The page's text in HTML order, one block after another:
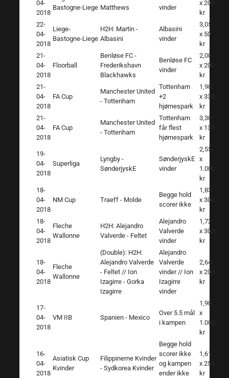
04-
2018
Bastogne-Liege Matthews
vinder
x 200
kr
22-
04-
2018
Liege-
Bastogne-Liege
H2H: Martin -
Albasini
Albasini
vinder
3,05
x 50
kr
21-
04-
2018
Floorball
Benløse FC -
Frederikshavn
Blackhawks
Benløse FC
vinder
2,00
x 200
kr
21-
04-
2018
FA Cup
Manchester United
- Tottenham
Tottenham
+2
hjørnespark
1,90
x 330
kr
21-
04-
2018
FA Cup
Manchester United
- Tottenham
Tottenham
får flest
hjørnespark
3,30
x 130
kr
19-
04-
2018
Superliga
Lyngby -
SønderjyskE
SønderjyskE
vinder
2,55
x
1.000
kr
18-
04-
2018
NM Cup Traeff - Molde
Begge hold
scorer ikke
1,83
x 300
kr
18-
04-
2018
Fleche
Wallonne
H2H: Alejandro
Valverde - Feltet
Alejandro
Valverde
vinder
1,72
x 300
kr
18-
04-
2018
Fleche
Wallonne
(Double): H2H:
Alejandro Valverde
- Feltet // Ion
Izagirre - Gorka
Izagirre
Alejandro
Valverde
vinder // Ion
Izagirre
vinder
2,64
x 200
kr
17-
04-
2018
VM IIB Spanien - Mexico
Over 5.5 mål
i kampen
1,90
x
1.000
kr
16-
04-
2018
Asiatisk Cup
Kvinder
Filippinerne Kvinder
- Sydkorea Kvinder
Begge hold
scorer ikke
og kampen
ender ikke
1,61
x 250
kr